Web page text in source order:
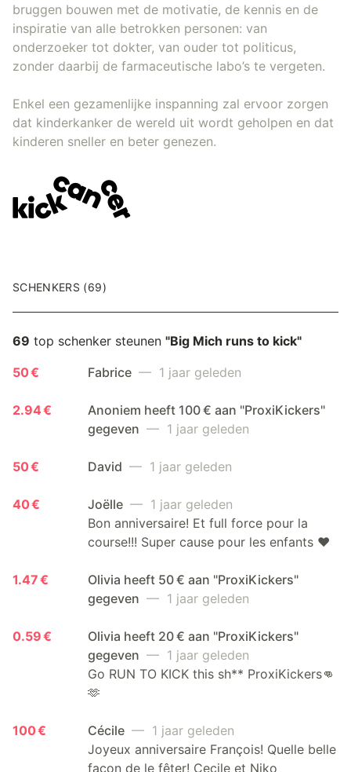
bruggen bouwen met de motivatie, de kennis en de
inspiratie van alle betrokken personen: van
onderzoeker tot dokter, van ouder tot politicus,
zonder daarbij de farmaceutische labo’s te vergeten.
Enkel een gezamenlijke inspanning zal ervoor zorgen
dat kinderkanker de wereld uit wordt geholpen en dat
kinderen sneller en beter genezen.
SCHENKERS (69)
69 top schenker steunen "Big Mich runs to kick"
50 €
Fabrice — 1 jaar geleden
2.94 €
Anoniem heeft 100 € aan "ProxiKickers"
gegeven — 1 jaar geleden
50 € David — 1 jaar geleden
40 € Joëlle — 1 jaar geleden
Bon anniversaire! Et full force pour la
course!!! Super cause pour les enfants ❤️
1.47 €
Olivia heeft 50 € aan "ProxiKickers"
gegeven — 1 jaar geleden
0.59 €
Olivia heeft 20 € aan "ProxiKickers"
gegeven — 1 jaar geleden
Go RUN TO KICK this sh** ProxiKickers👊
🫶
100 € Cécile — 1 jaar geleden
Joyeux anniversaire François! Quelle belle
façon de le fêter! Cecile et Niko